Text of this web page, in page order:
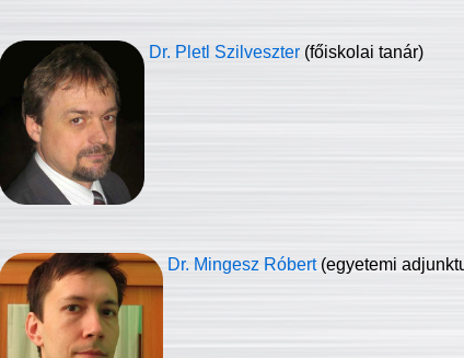
Dr. Pletl Szilveszter (főiskolai tanár)
Dr. Mingesz Róbert (egyetemi